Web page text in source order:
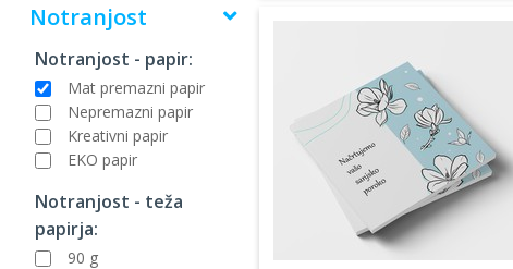
Notranjost
Notranjost - papir:
Mat premazni papir
Nepremazni papir
Kreativni papir
EKO papir
Notranjost - teža
papirja:
90 g